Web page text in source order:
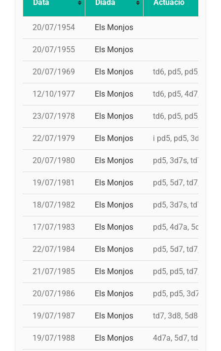
Data Diada Actuació
20/07/1954 Els Monjos
20/07/1955 Els Monjos
20/07/1969 Els Monjos td6, pd5, pd5, 4d7
12/10/1977 Els Monjos td6, pd5, 4d7, 3d7,
23/07/1978 Els Monjos td6, pd5, pd5, pd5,
22/07/1979 Els Monjos i pd5, pd5, 3d7s,
20/07/1980 Els Monjos pd5, 3d7s, td7,
19/07/1981 Els Monjos pd5, 5d7, td7, 4d8c
18/07/1982 Els Monjos pd5, 3d7s, td7c,
17/07/1983 Els Monjos pd5, 4d7a, 5d7, i
22/07/1984 Els Monjos pd5, 5d7, td7, 4d8
21/07/1985 Els Monjos pd5, pd5, td7, 4d8,
20/07/1986 Els Monjos pd5, pd5, 3d7s,
19/07/1987 Els Monjos td7, 3d8, 5d8c
19/07/1988 Els Monjos 4d7a, 5d7, td8fc, i